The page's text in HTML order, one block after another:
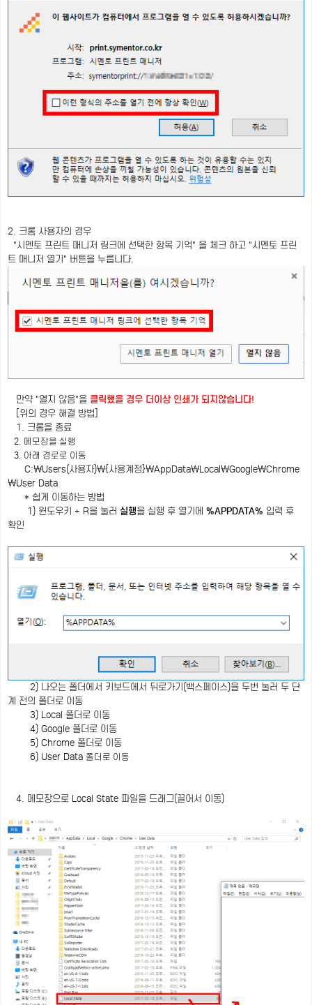
2. 크롬 사용자의 경우
"시멘토 프린트 매니저 링크에 선택한 항목 기억" 을 체크 하고 "시멘토 프린
트 매니저 열기" 버튼을 누릅니다.
만약 "열지 않음"을 클릭했을 경우 더이상 인쇄가 되지않습니다!
[위의 경우 해결 방법]
1. 크롬을 종료
2. 메모장을 실행
3. 아래 경로로 이동
C:\Users(사용자)\{사용계정}\AppData\Local\Google\Chrome
\User Data
* 쉽게 이동하는 방법
1) 윈도우키 + R을 눌러 실행을 실행 후 열기에 %APPDATA% 입력 후
확인
2) 나오는 폴더에서 키보드에서 뒤로가기(백스페이스)을 두번 눌러 두 단
계 전의 폴더로 이동
3) Local 폴더로 이동
4) Google 폴더로 이동
5) Chrome 폴더로 이동
6) User Data 폴더로 이동
4. 메모장으로 Local State 파일을 드래그(끌어서 이동)